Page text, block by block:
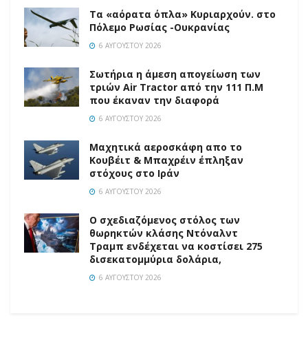
Τα «αόρατα όπλα» Κυριαρχούν. στο
Πόλεμο Ρωσίας -Ουκρανίας
6 ΑΥΓΟΎΣΤΟΥ 2026
Σωτήρια η άμεση απογείωση των
τριών Air Tractor από την 111 Π.M
που έκαναν την διαφορά
6 ΑΥΓΟΎΣΤΟΥ 2026
Mαχητικά αεροσκάφη απο το
Κουβέιτ & Μπαχρέιν έπληξαν
στόχους στο Ιράν
6 ΑΥΓΟΎΣΤΟΥ 2026
Ο σχεδιαζόμενος στόλος των
θωρηκτών κλάσης Ντόναλντ
Τραμπ ενδέχεται να κοστίσει 275
δισεκατομμύρια δολάρια,
6 ΑΥΓΟΎΣΤΟΥ 2026